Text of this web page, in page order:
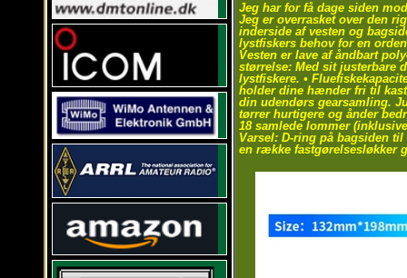
Jeg har for få dage siden
Jeg er overrasket over den
inderside af vesten og
lystfiskers behov for en
Vesten er lave af åndbart
størrelse: Med sit justerbare
lystfiskere. •
holder dine hænder fri til
din udendørs gearsamling.
tørrer hurtigere og ånder
18 samlede lommer
Varsel: D-ring på bagsiden
en række fastgørelsesløkker